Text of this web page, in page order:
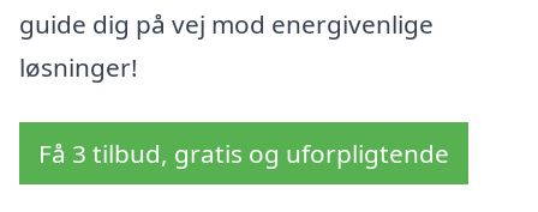
guide dig på vej mod energivenlige
løsninger!
Få 3 tilbud, gratis og uforpligtende